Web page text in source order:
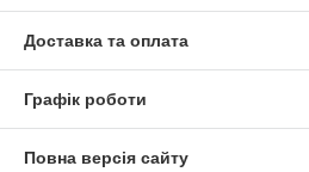
Доставка та оплата
Графік роботи
Повна версія сайту